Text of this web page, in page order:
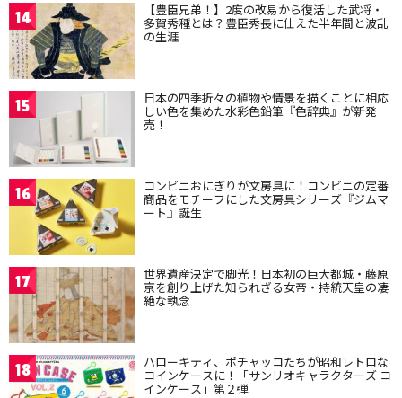
14 【豊臣兄弟！】2度の改易から復活した武将・
多賀秀種とは？豊臣秀長に仕えた半年間と波乱
の生涯
15 日本の四季折々の植物や情景を描くことに相応
しい色を集めた水彩色鉛筆『色辞典』が新発
売！
16 コンビニおにぎりが文房具に！コンビニの定番
商品をモチーフにした文房具シリーズ『ジムマ
ート』誕生
17 世界遺産決定で脚光！日本初の巨大都城・藤原
京を創り上げた知られざる女帝・持統天皇の凄
絶な執念
18 ハローキティ、ポチャッコたちが昭和レトロな
コインケースに！「サンリオキャラクターズ コ
インケース」第２弾